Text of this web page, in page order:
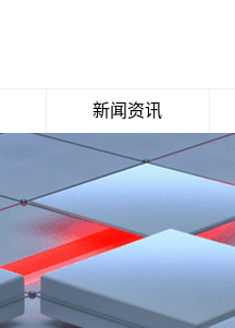
新闻资讯
公司新闻
媒体报道
行业动态